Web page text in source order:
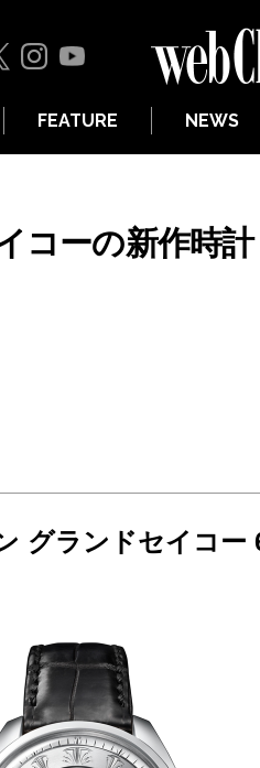
FEATURE NEWS
コーの新作時
グランドセイコー